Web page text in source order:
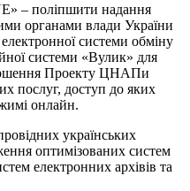
– поліпшити надання
органами влади України
системи обміну
системи «Вулик» для
Проекту ЦНАПи
послуг, доступ до яких
онлайн.
українських
оптимізованих систем
електронних архівів та